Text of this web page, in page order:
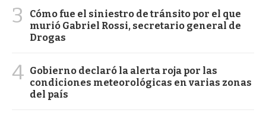
3
Cómo fue el siniestro de tránsito por el que
murió Gabriel Rossi, secretario general de
Drogas
4 Gobierno declaró la alerta roja por las
condiciones meteorológicas en varias zonas
del país